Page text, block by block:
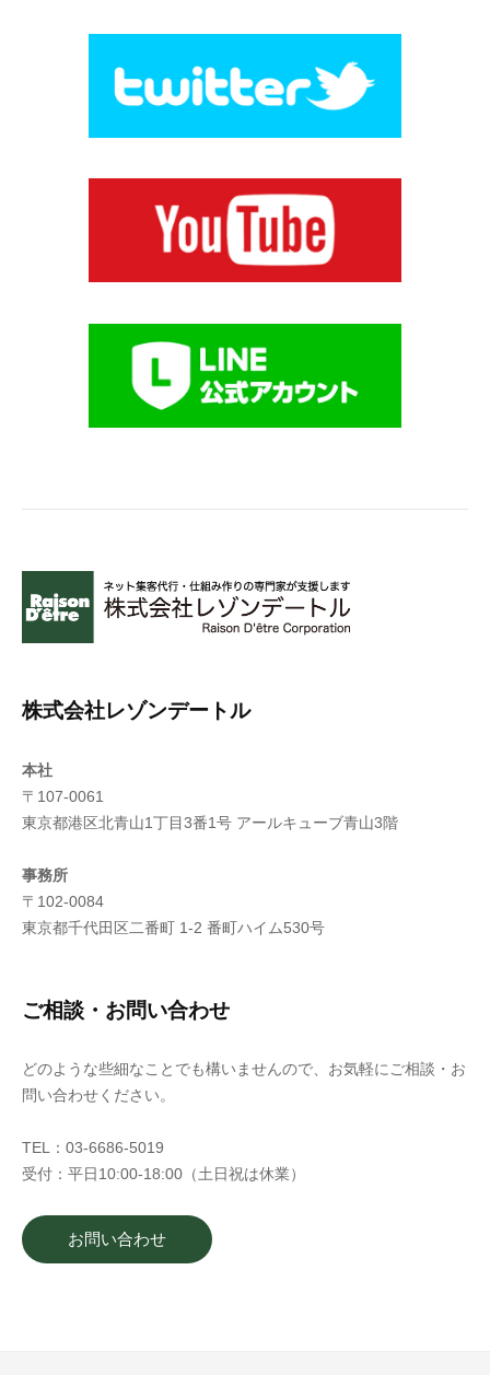
株式会社レゾンデートル
本社
〒107-0061
東京都港区北青山1丁目3番1号 アールキューブ青山3階
事務所
〒102-0084
東京都千代田区二番町 1-2 番町ハイム530号
ご相談・お問い合わせ
どのような些細なことでも構いませんので、お気軽にご相談・お
問い合わせください。
TEL：03-6686-5019
受付：平日10:00-18:00（土日祝は休業）
お問い合わせ